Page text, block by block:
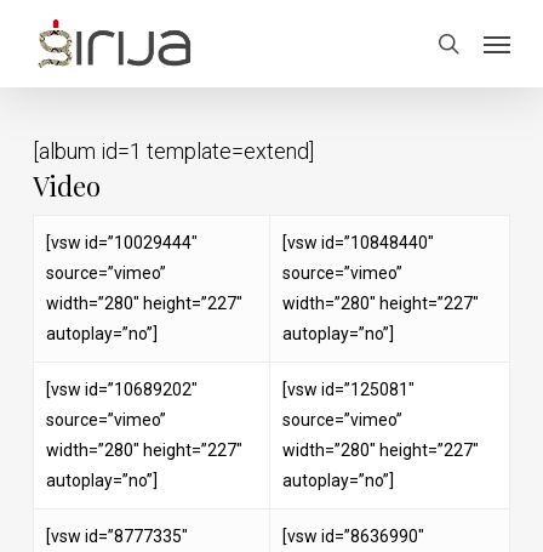
main
search
[album id=1 template=extend]
Video
[vsw id=”10029444″
source=”vimeo”
width=”280″ height=”227″
autoplay=”no”]
[vsw id=”10848440″
source=”vimeo”
width=”280″ height=”227″
autoplay=”no”]
[vsw id=”10689202″
source=”vimeo”
width=”280″ height=”227″
autoplay=”no”]
[vsw id=”125081″
source=”vimeo”
width=”280″ height=”227″
autoplay=”no”]
[vsw id=”8777335″
[vsw id=”8636990″